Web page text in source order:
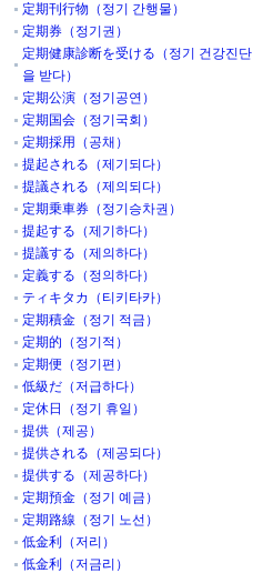
定期刊行物（정기 간행물）
定期券（정기권）
定期健康診断を受ける（정기 건강진단
을 받다）
定期公演（정기공연）
定期国会（정기국회）
定期採用（공채）
提起される（제기되다）
提議される（제의되다）
定期乗車券（정기승차권）
提起する（제기하다）
提議する（제의하다）
定義する（정의하다）
ティキタカ（티키타카）
定期積金（정기 적금）
定期的（정기적）
定期便（정기편）
低級だ（저급하다）
定休日（정기 휴일）
提供（제공）
提供される（제공되다）
提供する（제공하다）
定期預金（정기 예금）
定期路線（정기 노선）
低金利（저리）
低金利（저금리）